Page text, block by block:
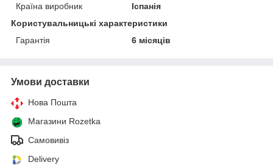
Країна виробник
Іспанія
Користувальницькі характеристики
Гарантія
6 місяців
Умови доставки
Нова Пошта
Магазини Rozetka
Самовивіз
Delivery